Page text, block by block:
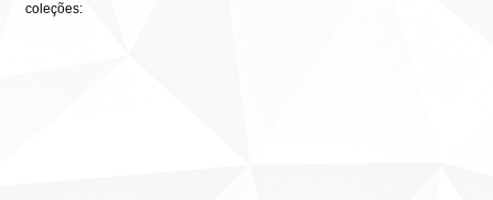
coleções: